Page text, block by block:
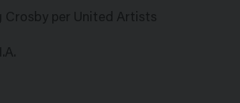
Crosby per United Artists